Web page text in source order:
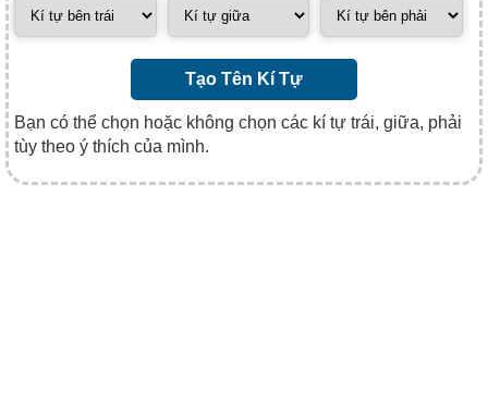
Tạo Tên Kí Tự
Bạn có thể chọn hoặc không chọn các kí tự trái, giữa, phải
tùy theo ý thích của mình.